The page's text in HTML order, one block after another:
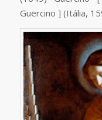
Guercino ] (Itália,